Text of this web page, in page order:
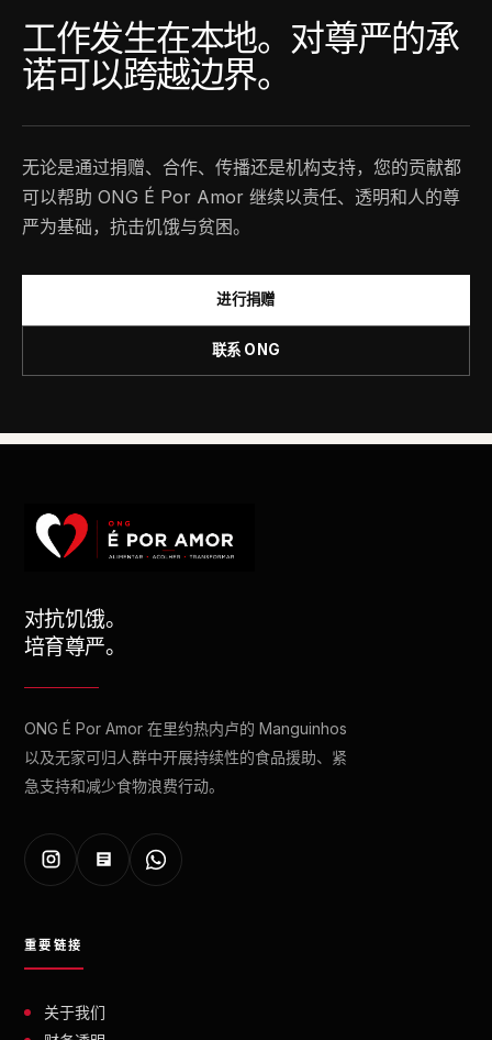
工作发生在本地。对尊严的承
诺可以跨越边界。
无论是通过捐赠、合作、传播还是机构支持，您的贡献都
可以帮助 ONG É Por Amor 继续以责任、透明和人的尊
严为基础，抗击饥饿与贫困。
进行捐赠
联系 ONG
对抗饥饿。
培育尊严。
ONG É Por Amor 在里约热内卢的 Manguinhos
以及无家可归人群中开展持续性的食品援助、紧
急支持和减少食物浪费行动。
重要链接
关于我们